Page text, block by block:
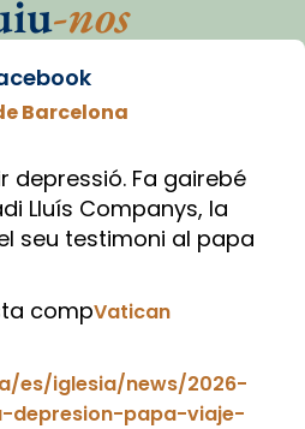
-nos
Barcelona
depressió. Fa gairebé
Lluís Companys, la
seu testimoni al papa
compVatican
es/iglesia/news/2026-
depresion-papa-viaje-